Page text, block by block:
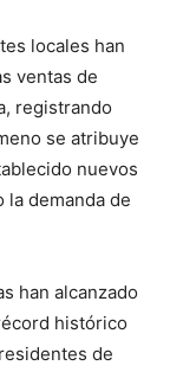
locales han
ventas de
registrando
se atribuye
nuevos
demanda de
han alcanzado
histórico
de